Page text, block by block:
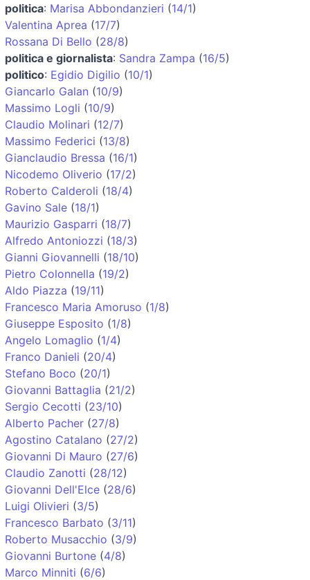
politica: Marisa Abbondanzieri (14/1)
Valentina Aprea (17/7)
Rossana Di Bello (28/8)
politica e giornalista: Sandra Zampa (16/5)
politico: Egidio Digilio (10/1)
Giancarlo Galan (10/9)
Massimo Logli (10/9)
Claudio Molinari (12/7)
Massimo Federici (13/8)
Gianclaudio Bressa (16/1)
Nicodemo Oliverio (17/2)
Roberto Calderoli (18/4)
Gavino Sale (18/1)
Maurizio Gasparri (18/7)
Alfredo Antoniozzi (18/3)
Gianni Giovannelli (18/10)
Pietro Colonnella (19/2)
Aldo Piazza (19/11)
Francesco Maria Amoruso (1/8)
Giuseppe Esposito (1/8)
Angelo Lomaglio (1/4)
Franco Danieli (20/4)
Stefano Boco (20/1)
Giovanni Battaglia (21/2)
Sergio Cecotti (23/10)
Alberto Pacher (27/8)
Agostino Catalano (27/2)
Giovanni Di Mauro (27/6)
Claudio Zanotti (28/12)
Giovanni Dell'Elce (28/6)
Luigi Olivieri (3/5)
Francesco Barbato (3/11)
Roberto Musacchio (3/9)
Giovanni Burtone (4/8)
Marco Minniti (6/6)